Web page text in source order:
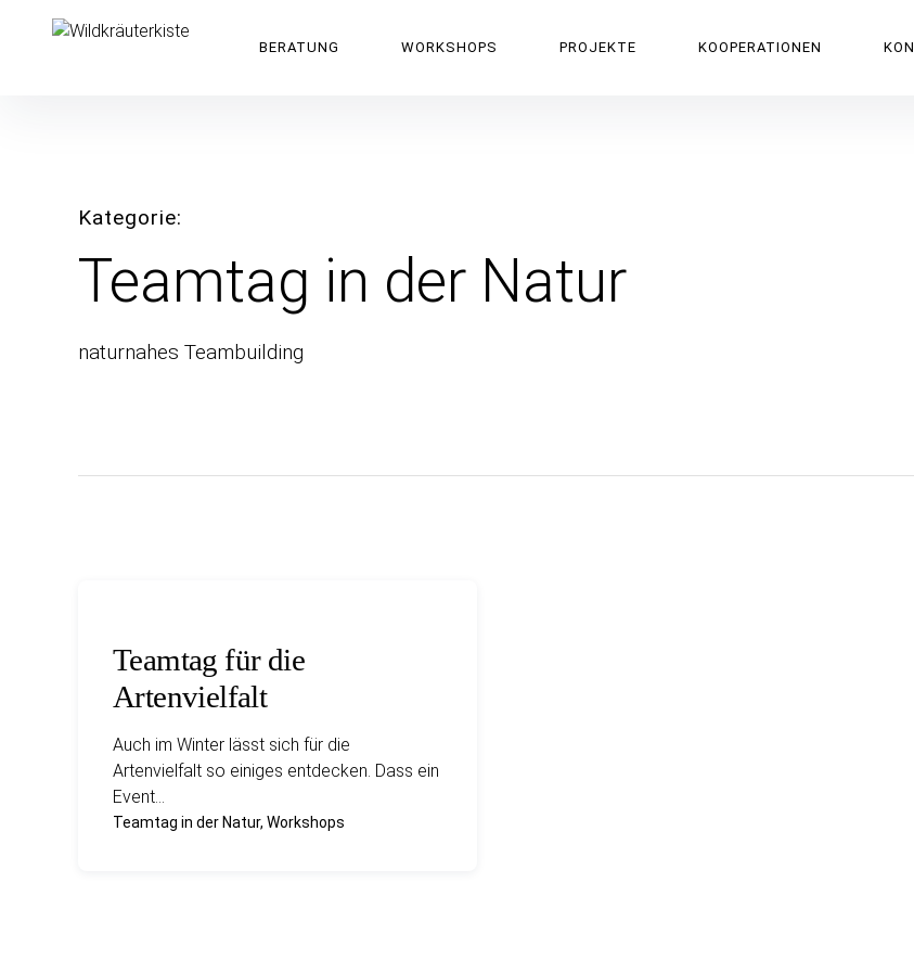
überspringenWildkräuterkisteBERATUNG WORKSHOPS PROJEKTE KOOPERATIONEN
Kategorie
Teamtag in der Natur
naturnahes Teambuilding
Teamtag für die
Artenvielfalt
Auch im Winter lässt sich für die
Artenvielfalt so einiges entdecken. Dass ein
Event…
Teamtag in der Natur, Workshops